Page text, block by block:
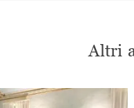
Altri